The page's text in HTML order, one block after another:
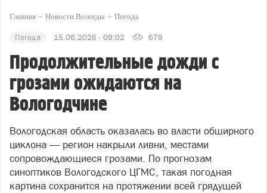
Главная Новости Вологды Погода
Погода 15.06.2026 - 09:02 679
Продолжительные дожди с
грозами ожидаются на
Вологодчине
Вологодская область оказалась во власти обширного
циклона — регион накрыли ливни, местами
сопровождающиеся грозами. По прогнозам
синоптиков Вологодского ЦГМС, такая погодная
картина сохранится на протяжении всей грядущей